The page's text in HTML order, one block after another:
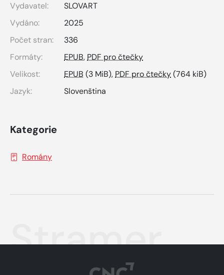
Vydavatel:
SLOVART
Vydáno:
2025
Počet stran:
336
Formáty:
EPUB,PDF pro čtečky
Velikost:
EPUB (3 MiB),PDF pro čtečky(764 kiB)
Jazyk:
Slovenština
Kategorie
Romány
Stramer